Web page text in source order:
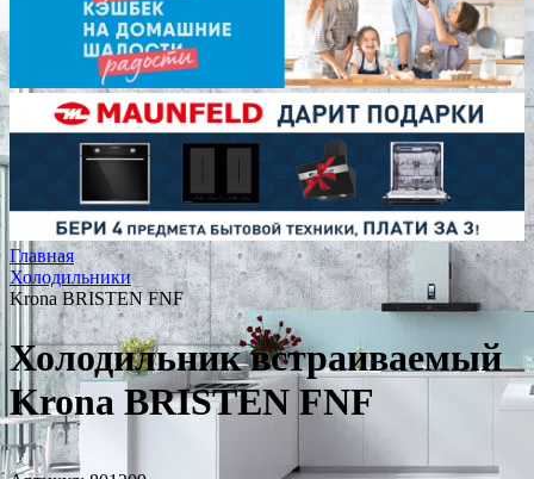
Главная
Холодильники
Krona BRISTEN FNF
Холодильник встраиваемый
Krona BRISTEN FNF